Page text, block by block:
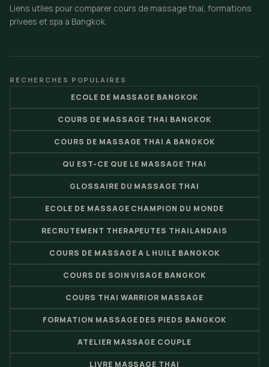
Liens utiles pour comparer cours de massage thai, formations
privees et spa a Bangkok.
RECHERCHES POPULAIRES
ECOLE DE MASSAGE BANGKOK
COURS DE MASSAGE THAI BANGKOK
COURS DE MASSAGE THAI A BANGKOK
QU EST-CE QUE LE MASSAGE THAI
GLOSSAIRE DU MASSAGE THAI
ECOLE DE MASSAGE CHAMPION DU MONDE
RECRUTEMENT THERAPEUTES THAILANDAIS
COURS DE MASSAGE A L HUILE BANGKOK
COURS DE SOIN VISAGE BANGKOK
COURS THAI WARRIOR MASSAGE
FORMATION MASSAGE DES PIEDS BANGKOK
ATELIER MASSAGE COUPLE
LIVRE MASSAGE THAI